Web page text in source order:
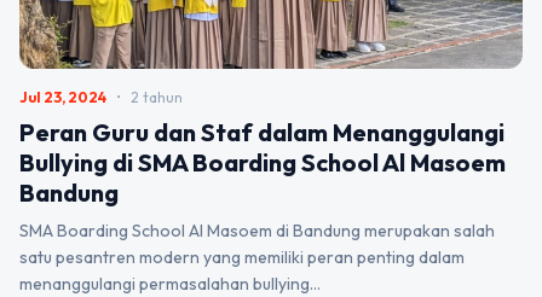
Jul 23, 2024 • 2 tahun
Peran Guru dan Staf dalam Menanggulangi
Bullying di SMA Boarding School Al Masoem
Bandung
SMA Boarding School Al Masoem di Bandung merupakan salah
satu pesantren modern yang memiliki peran penting dalam
menanggulangi permasalahan bullying…